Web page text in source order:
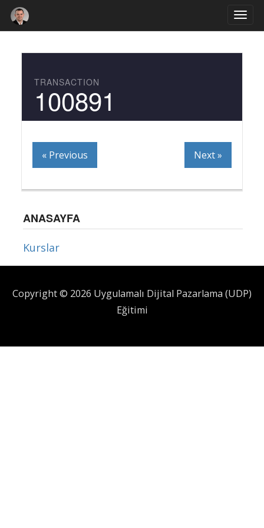
TRANSACTION
100891
« Previous Next »
ANASAYFA
Kurslar
Copyright © 2026 Uygulamalı Dijital Pazarlama (UDP)
Eğitimi